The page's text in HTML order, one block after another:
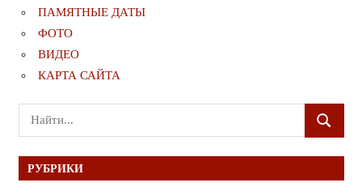
ПАМЯТНЫЕ ДАТЫ
ФОТО
ВИДЕО
КАРТА САЙТА
Поиск
для:
ПОИСК
РУБРИКИ